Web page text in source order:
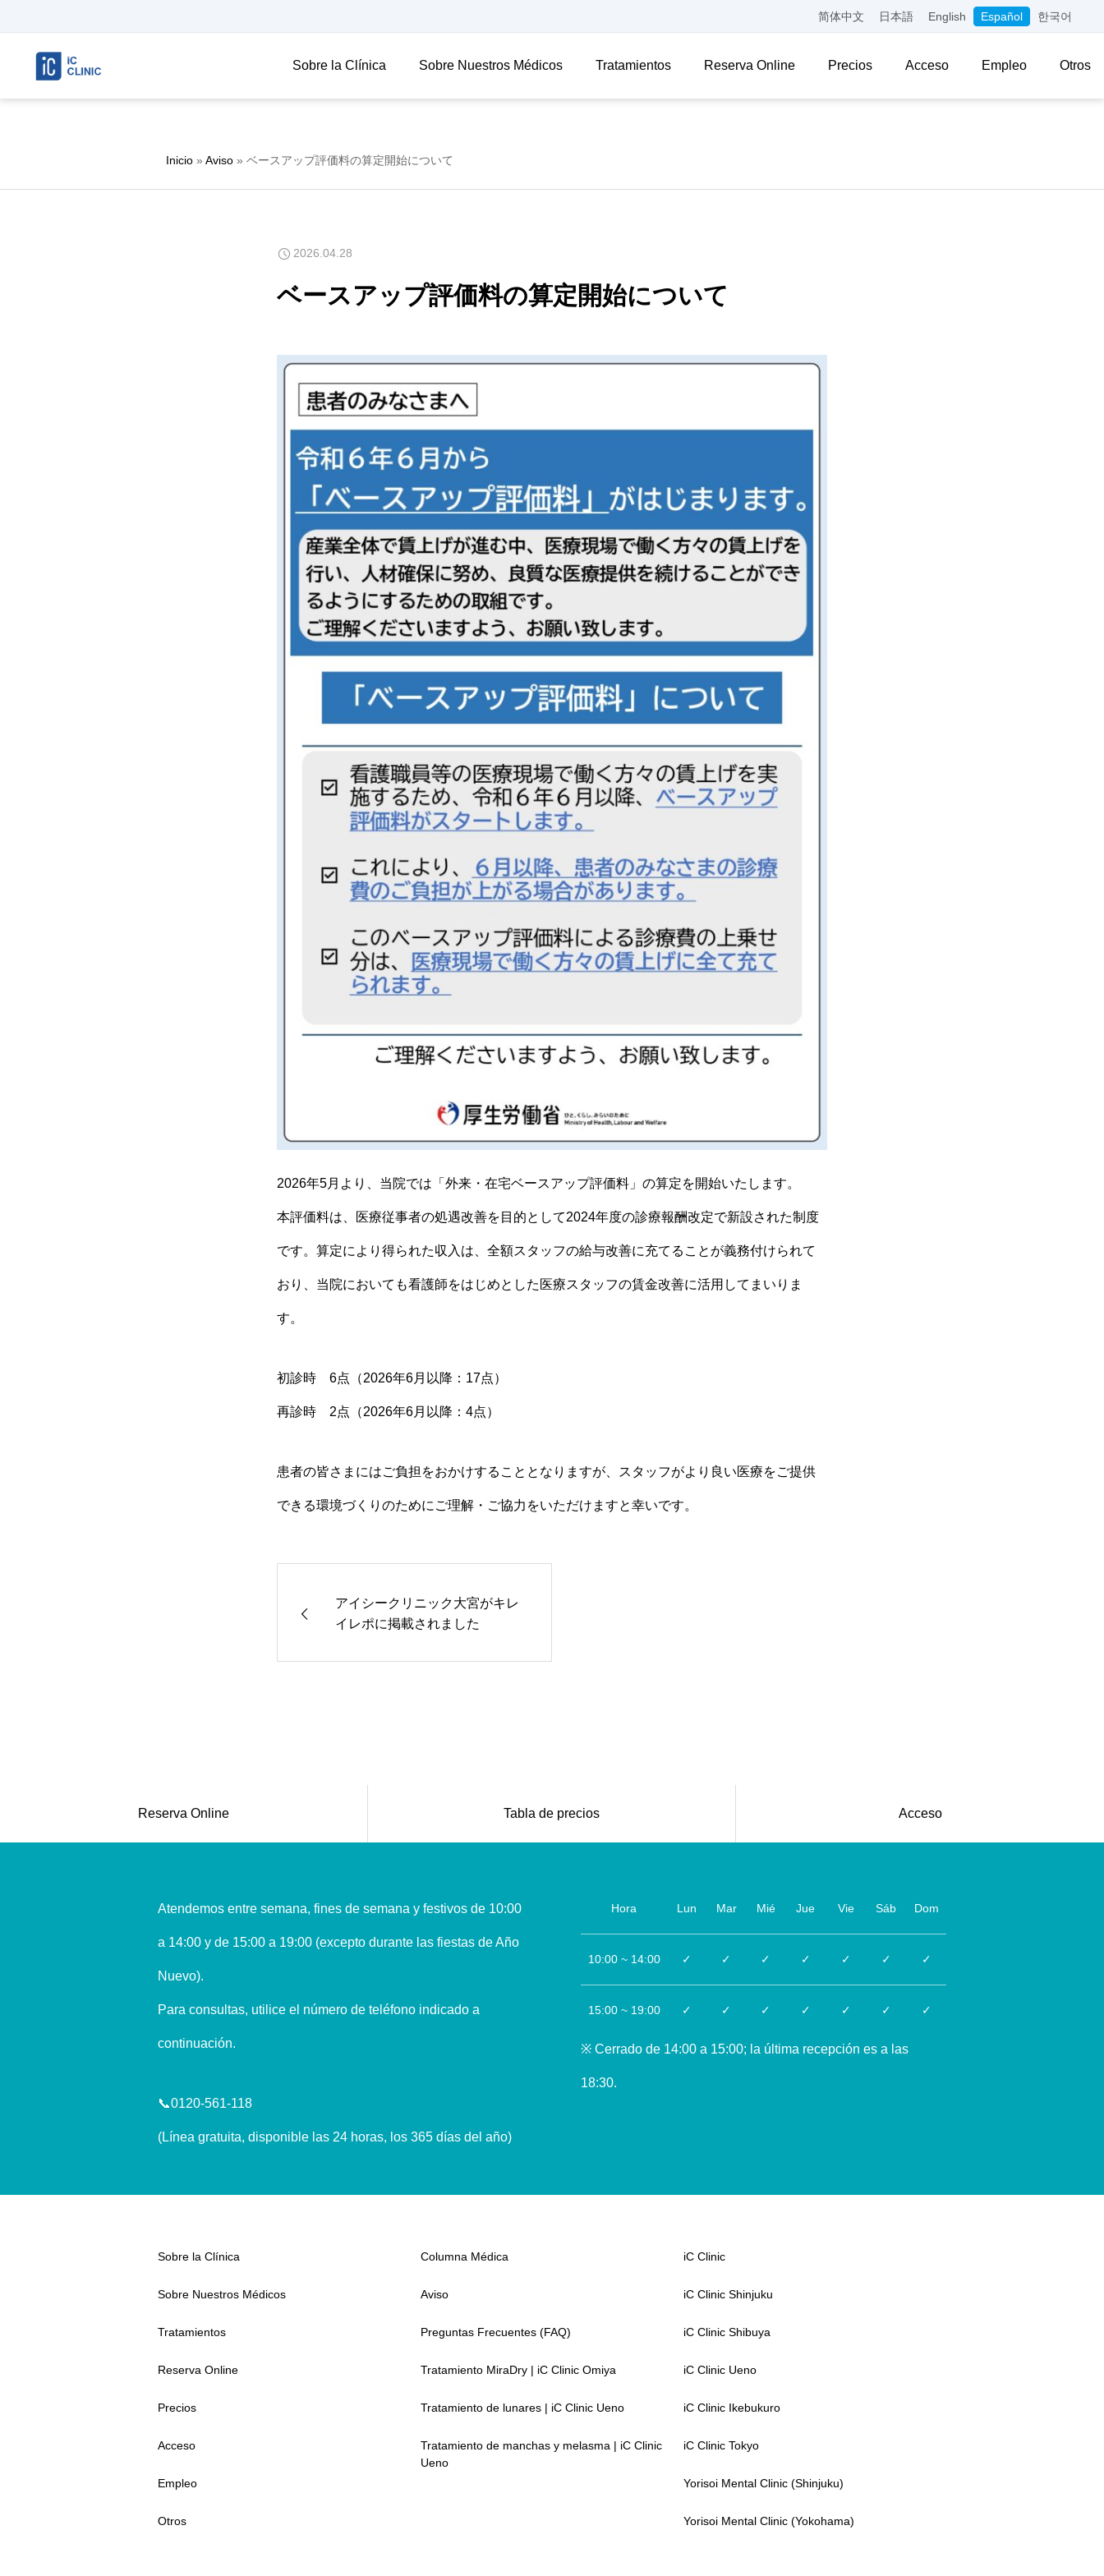
简体中文 日本語 English Español 한국어
Sobre la Clínica Sobre Nuestros Médicos Tratamientos Reserva Online Precios Acceso Empleo Otros
Inicio » Aviso » ベースアップ評価料の算定開始について
2026.04.28
ベースアップ評価料の算定開始について
2026年5月より、当院では「外来・在宅ベースアップ評価料」の算定を開始いたします。
本評価料は、医療従事者の処遇改善を目的として2024年度の診療報酬改定で新設された制度
です。算定により得られた収入は、全額スタッフの給与改善に充てることが義務付けられて
おり、当院においても看護師をはじめとした医療スタッフの賃金改善に活用してまいりま
す。
初診時 6点（2026年6月以降：17点）
再診時 2点（2026年6月以降：4点）
患者の皆さまにはご負担をおかけすることとなりますが、スタッフがより良い医療をご提供
できる環境づくりのためにご理解・ご協力をいただけますと幸いです。
アイシークリニック大宮がキレ
イレポに掲載されました
Reserva Online Tabla de precios Acceso
Atendemos entre semana, fines de semana y festivos de 10:00
a 14:00 y de 15:00 a 19:00 (excepto durante las fiestas de Año
Nuevo).
Para consultas, utilice el número de teléfono indicado a
continuación.
📞0120-561-118
(Línea gratuita, disponible las 24 horas, los 365 días del año)
Hora Lun Mar Mié Jue Vie Sáb Dom
10:00 ~ 14:00 ✓ ✓ ✓ ✓ ✓ ✓ ✓
15:00 ~ 19:00 ✓ ✓ ✓ ✓ ✓ ✓ ✓
※ Cerrado de 14:00 a 15:00; la última recepción es a las
18:30.
Sobre la Clínica
Sobre Nuestros Médicos
Tratamientos
Reserva Online
Precios
Acceso
Empleo
Otros
Columna Médica
Aviso
Preguntas Frecuentes (FAQ)
Tratamiento MiraDry | iC Clinic Omiya
Tratamiento de lunares | iC Clinic Ueno
Tratamiento de manchas y melasma | iC Clinic
Ueno
iC Clinic
iC Clinic Shinjuku
iC Clinic Shibuya
iC Clinic Ueno
iC Clinic Ikebukuro
iC Clinic Tokyo
Yorisoi Mental Clinic (Shinjuku)
Yorisoi Mental Clinic (Yokohama)